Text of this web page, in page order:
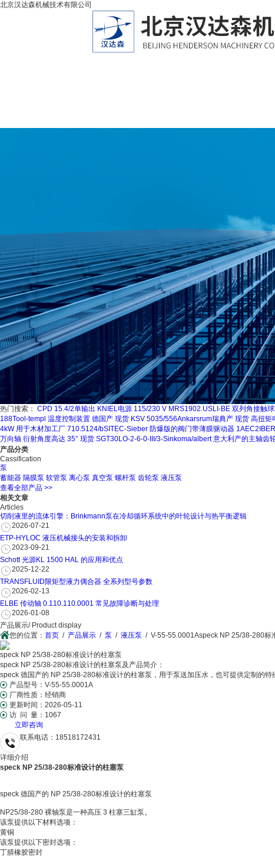
北京汉达森机械技术有限公司
热门搜索： CPD 15.4/2单输出 KNIEL电源 115/230 V MRS1902.USLI-BE 双列角接触
188Tool-templ 温度控制装置 德国产 现货 KSV 5035/556Ankarsrum瑞典产 现货 高扭矩
4kW 用于木材加工厂 710.5124/bSITEC-Sieber 防爆版的阀门带薄膜驱动器
万向轴 衍射角度高达 35° 现货 SGT30LO-2-6-0-III/3-Sinkoma/albert 意大利产的主轴齿
产品分类
Cassification
泵
蓄能器 隔膜泵 软管泵 离心泵 真空泵 螺杆泵 齿轮泵 液压泵
查看全部产品 >>
相关文章
Articles
切削液里的流体引擎：Brinkmann泵在冷却循环系统中的叶轮设计与热平衡逻辑
2026-07-21
ETP-HYLOC 液压机械接头的安装和拆卸
2023-09-21
Schott 光源KL 1500 HAL 的应用和优点
2025-12-22
TRANSFLUID限矩型液力偶合器 全系列型号参数
2026-02-13
ELBE 传动轴 0.110.110.0001 常见故障诊断与处理
2026-01-08
产品展示/ Product display
您的位置： 首页 / 产品展示 / 泵 / 液压泵 / V-55-55.0001Aspeck NP 25/38-280标
speck NP 25/38-280标准设计的柱塞泵
speck NP 25/38-280标准设计的柱塞泵及产品简介：
speck 德国产的 NP 25/38-280标准设计的柱塞泵，用于泵送加压水，也可提供定制的特
产品型号： V-55-55.0001A
厂商性质： 经销商
更新时间： 2026-05-11
访 问 量： 1067
立即咨询
联系电话： 18518172431
详细介绍
speck NP 25/38-280标准设计的柱塞泵
speck 德国产的 NP 25/38-280标准设计的柱塞泵
NP25/38-280 裸轴泵是一种高压 3 柱塞三缸泵。
该泵提供以下材料选项：
黄铜
该泵提供以下密封选项：
丁腈橡胶密封